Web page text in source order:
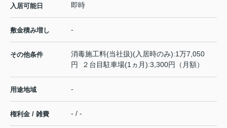
入居可能日 即時
敷金積み増し -
その他条件
消毒施工料(当社扱)(入居時のみ):1万7,050
円 ２台目駐車場(1ヵ月):3,300円（月額）
用途地域 -
権利金 / 雑費 - / -